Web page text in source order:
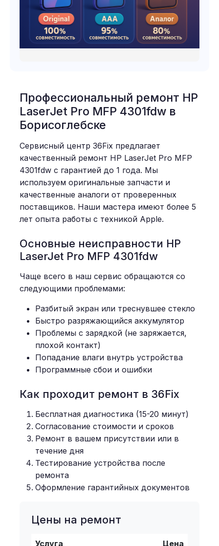
Профессиональный ремонт HP
LaserJet Pro MFP 4301fdw в
Борисоглебске
Сервисный центр 36Fix предлагает
качественный ремонт HP LaserJet Pro MFP
4301fdw с гарантией до 1 года. Мы
используем оригинальные запчасти и
качественные аналоги от проверенных
поставщиков. Наши мастера имеют более 5
лет опыта работы с техникой Apple.
Основные неисправности HP
LaserJet Pro MFP 4301fdw
Чаще всего в наш сервис обращаются со
следующими проблемами:
Разбитый экран или треснувшее стекло
Быстро разряжающийся аккумулятор
Проблемы с зарядкой (не заряжается,
плохой контакт)
Попадание влаги внутрь устройства
Программные сбои и ошибки
Как проходит ремонт в 36Fix
Бесплатная диагностика (15-20 минут)
Согласование стоимости и сроков
Ремонт в вашем присутствии или в
течение дня
Тестирование устройства после
ремонта
Оформление гарантийных документов
Цены на ремонт
Услуга Цена